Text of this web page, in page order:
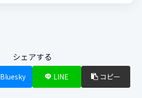
シェアする
Bluesky LINE コピー